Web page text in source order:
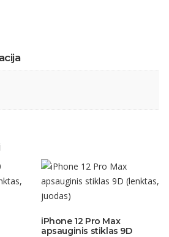
iPhone 12 Pro Max
apsauginis stiklas 9D